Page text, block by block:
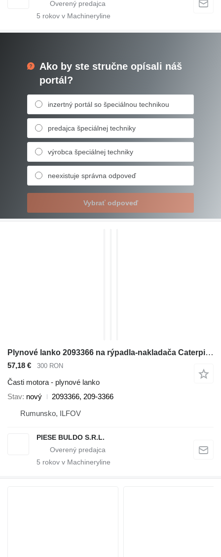
5 rokov v Machineryline
Ako by ste stručne opísali náš
portál?
inzertný portál so špeciálnou technikou
predajca špeciálnej techniky
výrobca špeciálnej techniky
neexistuje správna odpoveď
Vybrať odpoveď
Plynové lanko 2093366 na rýpadla-nakladača Caterpillar 416E, 416F, 420E, 420F, 422E, 422F, 428E, 428F, 430E, 430F, 432E, 432F, 434E, 434F, 442E, 444E, 444F
57,18 € 300 RON
Časti motora - plynové lanko
Stav nový
2093366, 209-3366
Rumunsko, ILFOV
PIESE BULDO S.R.L.
5 rokov v Machineryline